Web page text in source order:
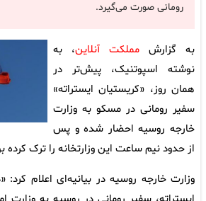
رومانی صورت می‌گیرد.
به گزارش مملکت آنلاین، به
نوشته اسپوتنیک، پیش‌تر در
همان روز، «کریستیان ایستراته»
سفیر رومانی در مسکو به وزارت
خارجه روسیه احضار شده و پس
از حدود نیم ساعت این وزارتخانه را ترک کرده